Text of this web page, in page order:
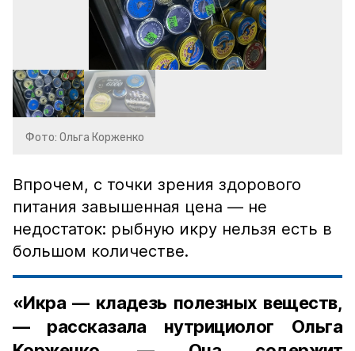
Фото: Ольга Корженко
Впрочем, с точки зрения здорового
питания завышенная цена — не
недостаток: рыбную икру нельзя есть в
большом количестве.
«Икра — кладезь полезных веществ,
— рассказала нутрициолог Ольга